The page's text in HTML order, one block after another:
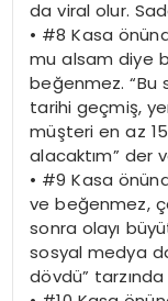
da viral olur.
• #8 Kasa
mu alsam diye
beğenmez. “Bu
tarihi geçmiş,
müşteri en az
alacaktım” der
• #9 Kasa
ve beğenmez,
sonra olayı
sosyal medya
dövdü”